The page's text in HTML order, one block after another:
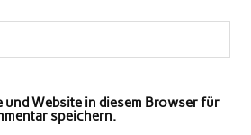
und Website in diesem Browser für
speichern.